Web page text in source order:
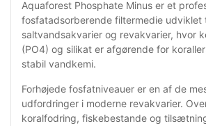
Aquaforest Phosphate Minus er et
fosfatadsorberende filtermedie udviklet
saltvandsakvarier og revakvarier, hvor
(PO4) og silikat er afgørende for
stabil vandkemi.
Forhøjede fosfatniveauer er en af de
udfordringer i moderne revakvarier.
koralfodring, fiskebestande og